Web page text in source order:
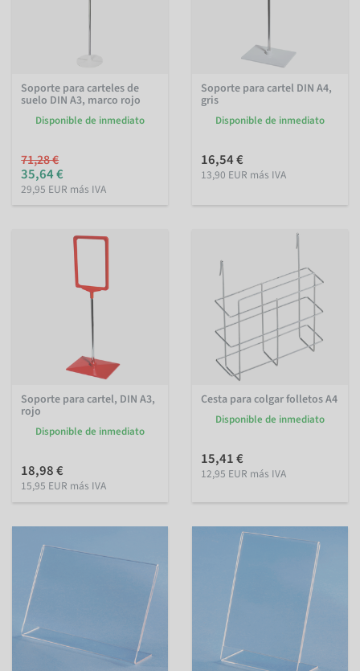
Soporte para carteles de
suelo DIN A3, marco rojo
Disponible de inmediato
71,28 €
35,64 €
29,95 EUR más IVA
Soporte para cartel DIN A4,
gris
Disponible de inmediato
16,54 €
13,90 EUR más IVA
Soporte para cartel, DIN A3,
rojo
Disponible de inmediato
18,98 €
15,95 EUR más IVA
Cesta para colgar folletos A4
Disponible de inmediato
15,41 €
12,95 EUR más IVA